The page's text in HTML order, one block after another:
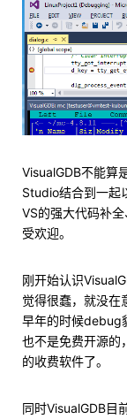
VisualGDB不能算
Studio结合到一起
VS的强大代码补
受欢迎。
刚开始认识
觉得很蠢，就没在
早年的时候debug
也不是免费开源的
的收费软件了。
同时VisualGDB目